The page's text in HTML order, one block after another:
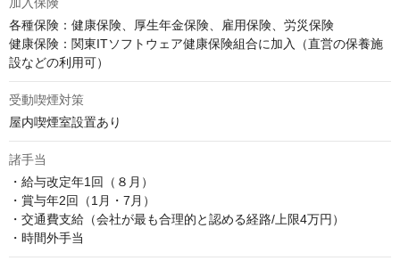
加入保険
各種保険：健康保険、厚生年金保険、雇用保険、労災保険
健康保険：関東ITソフトウェア健康保険組合に加入（直営の保養施
設などの利用可）
受動喫煙対策
屋内喫煙室設置あり
諸手当
・給与改定年1回（８月）
・賞与年2回（1月・7月）
・交通費支給（会社が最も合理的と認める経路/上限4万円）
・時間外手当